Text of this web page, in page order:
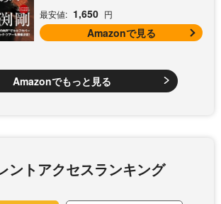
最安値: 1,650 円
Amazonで見る
Amazonでもっと見る
ントアクセスランキング